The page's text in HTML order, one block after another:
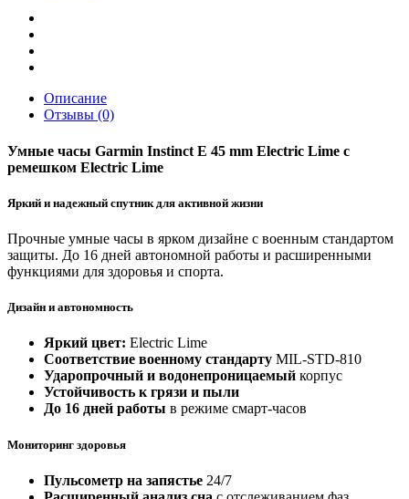
Lime
with
Electric
Lime
Описание
Отзывы (0)
Умные часы Garmin Instinct E 45 mm Electric Lime с
ремешком Electric Lime
Яркий и надежный спутник для активной жизни
Прочные умные часы в ярком дизайне с военным стандартом
защиты. До 16 дней автономной работы и расширенными
функциями для здоровья и спорта.
Дизайн и автономность
Яркий цвет: Electric Lime
Соответствие военному стандарту MIL-STD-810
Ударопрочный и водонепроницаемый корпус
Устойчивость к грязи и пыли
До 16 дней работы в режиме смарт-часов
Мониторинг здоровья
Пульсометр на запястье 24/7